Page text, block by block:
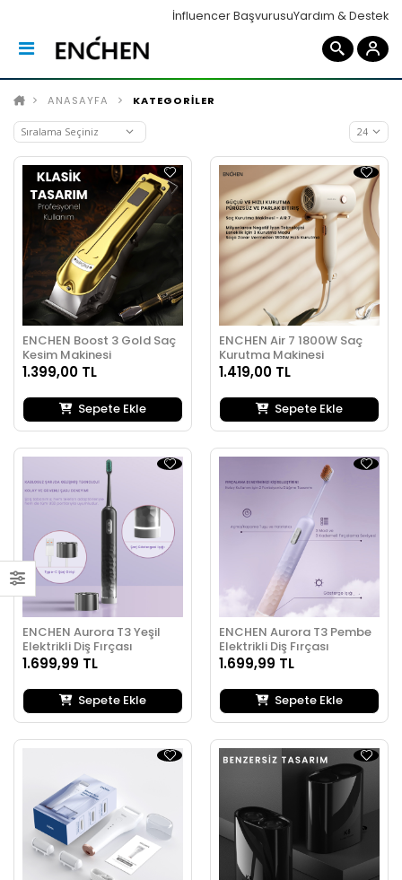
İnfluencer BaşvurusuYardım & Destek
ANASAYFA KATEGORİLER
ENCHEN Boost 3 Gold Saç
Kesim Makinesi
1.399,00 TL
Sepete Ekle
ENCHEN Air 7 1800W Saç
Kurutma Makinesi
1.419,00 TL
Sepete Ekle
ENCHEN Aurora T3 Yeşil
Elektrikli Diş Fırçası
1.699,99 TL
Sepete Ekle
ENCHEN Aurora T3 Pembe
Elektrikli Diş Fırçası
1.699,99 TL
Sepete Ekle